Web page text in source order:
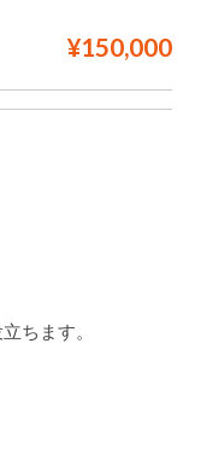
¥150,000
ちます。